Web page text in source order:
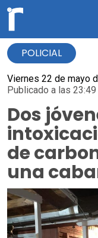
POLICIAL
Viernes 22 de mayo
Publicado a las
Dos
de
una